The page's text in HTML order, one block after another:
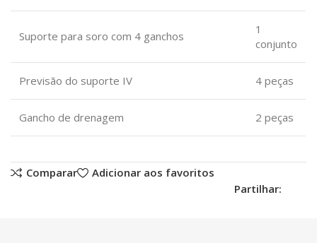
Suporte para soro com 4 ganchos
1
conjunto
Previsão do suporte IV 4 peças
Gancho de drenagem 2 peças
Comparar
Adicionar aos favoritos
Partilhar: